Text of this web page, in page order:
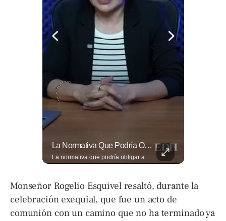
La Normativa Que Podría Obligar A Miles De Solicitantes A Salir De Estados Unidos Para Tramitar Su Residencia En Sus Países De Origen Sigue Vigente.
La normativa que podría obligar a miles de solicitantes a salir de Estados Unidos para tramitar su residencia en sus países de origen sigue vigente. ¿A quiénes podría afectar? Sandra Guevara lo explica. Más información en ➡️ eldiariodehoy.com #Migración #residenciapermanente #USA
Monseñor Rogelio Esquivel resaltó, durante la
celebración exequial, que fue un acto de
comunión con un camino que no ha terminado ya